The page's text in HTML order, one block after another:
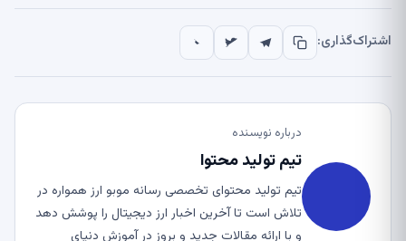
اشتراک‌گذاری:
درباره نویسنده
تیم تولید محتوا
تیم تولید محتوای تخصصی رسانه موبو ارز همواره در
تلاش است تا آخرین اخبار ارز دیجیتال را پوشش دهد
و با ارائه مقالات جدید و بروز در آموزش دنیای